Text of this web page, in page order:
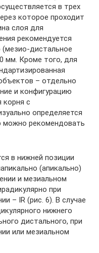
в трех
которое проходит
слоя для
рекомендуется
(мезио-дистальное
мм. Кроме того, для
– отдельно
и конфигурацию
корня с
определяется
можно рекомендовать
в нижней позиции
(апикально)
и мезиальном
при
– IR (рис. 6). В случае
нижнего
дистального, при
или мезиальном